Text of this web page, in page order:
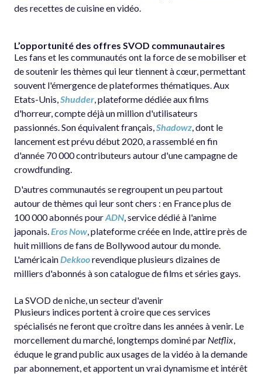
des recettes de cuisine en vidéo.
L’opportunité des offres SVOD communautaires
Les fans et les communautés ont la force de se mobiliser et
de soutenir les thèmes qui leur tiennent à cœur, permettant
souvent l'émergence de plateformes thématiques. Aux
Etats-Unis,Shudder, plateforme dédiée aux films
d'horreur, compte déjà un million d'utilisateurs
passionnés. Son équivalent français,Shadowz, dont le
lancement est prévu début 2020, a rassemblé en fin
d'année 70 000 contributeurs autour d'une campagne de
crowdfunding.
D'autres communautés se regroupent un peu partout
autour de thèmes qui leur sont chers : en France plus de
100 000 abonnés pourADN, service dédié à l'anime
japonais.Eros Now, plateforme créée en Inde, attire près de
huit millions de fans de Bollywood autour du monde.
L'américainDekkoorevendique plusieurs dizaines de
milliers d'abonnés à son catalogue de films et séries gays.
La SVOD de niche, un secteur d'avenir
Plusieurs indices portent à croire que ces services
spécialisés ne feront que croître dans les années à venir. Le
morcellement du marché, longtemps dominé par Netflix,
éduque le grand public aux usages de la vidéo à la demande
par abonnement, et apportent un vrai dynamisme et intérêt